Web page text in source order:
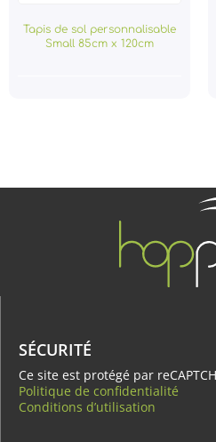
Tapis de sol personnalisable
Small 85cm x 120cm
SÉCURITÉ
Ce site est protégé par
Politique de confidentialité
Conditions d’utilisation